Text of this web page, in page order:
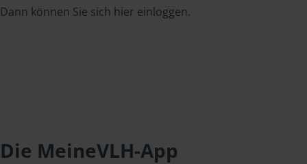
Dann können Sie sich hier einloggen.
Die MeineVLH-App